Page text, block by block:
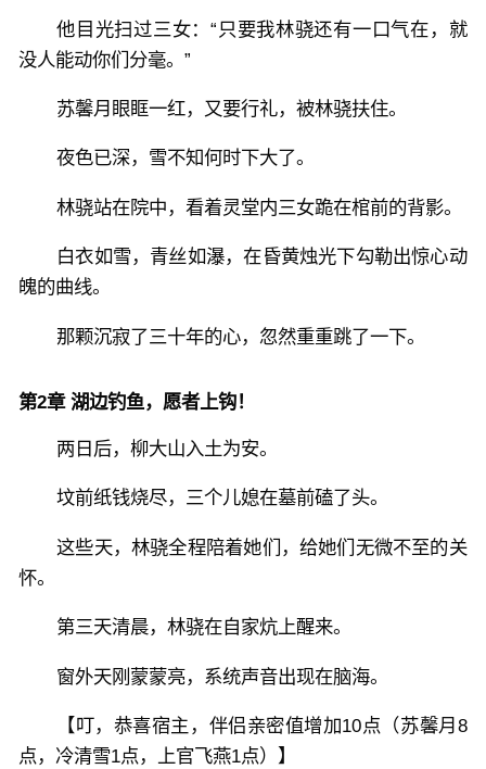
他目光扫过三女：“只要我林骁还有一口气在，就
没人能动你们分毫。”
苏馨月眼眶一红，又要行礼，被林骁扶住。
夜色已深，雪不知何时下大了。
林骁站在院中，看着灵堂内三女跪在棺前的背影。
白衣如雪，青丝如瀑，在昏黄烛光下勾勒出惊心动
魄的曲线。
那颗沉寂了三十年的心，忽然重重跳了一下。
第2章 湖边钓鱼，愿者上钩！
两日后，柳大山入土为安。
坟前纸钱烧尽，三个儿媳在墓前磕了头。
这些天，林骁全程陪着她们，给她们无微不至的关
怀。
第三天清晨，林骁在自家炕上醒来。
窗外天刚蒙蒙亮，系统声音出现在脑海。
【叮，恭喜宿主，伴侣亲密值增加10点（苏馨月8
点，冷清雪1点，上官飞燕1点）】